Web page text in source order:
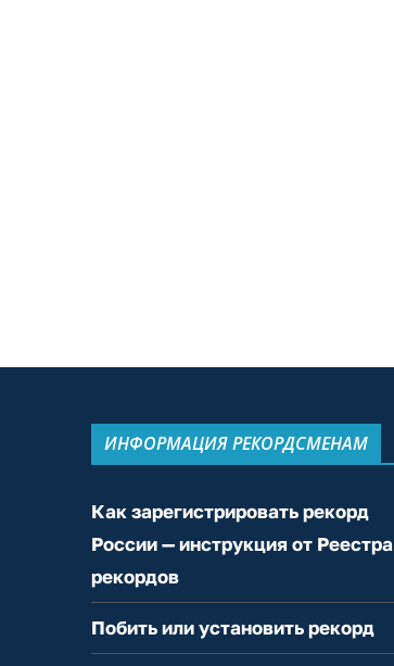
ИНФОРМАЦИЯ РЕКОРДСМЕНАМ
Как зарегистрировать рекорд
России — инструкция от Реестра
рекордов
Побить или установить рекорд